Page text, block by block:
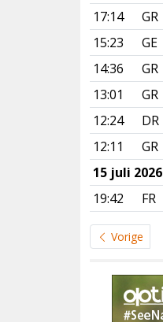
17:14
GR
15:23
GE
14:36
GR
13:01
GR
12:24
DR
12:11
GR
15 juli 2026
19:42
FR
Vorige